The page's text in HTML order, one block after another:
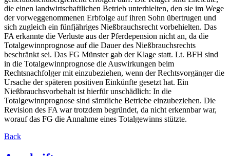
die einen landwirtschaftlichen Betrieb unterhielten, den sie im Wege
der vorweggenommenen Erbfolge auf ihren Sohn übertrugen und
sich zugleich ein fünfjähriges Nießbrauchsrecht vorbehielten. Das
FA erkannte die Verluste aus der Pferdepension nicht an, da die
Totalgewinnprognose auf die Dauer des Nießbrauchsrechts
beschränkt sei. Das FG Münster gab der Klage statt. Lt. BFH sind
in die Totalgewinnprognose die Auswirkungen beim
Rechtsnachfolger mit einzubeziehen, wenn der Rechtsvorgänger die
Ursache der späteren positiven Einkünfte gesetzt hat. Ein
Nießbrauchsvorbehalt ist hierfür unschädlich: In die
Totalgewinnprognose sind sämtliche Betriebe einzubeziehen. Die
Revision des FA war trotzdem begründet, da nicht erkennbar war,
worauf das FG die Annahme eines Totalgewinns stützte.
Back